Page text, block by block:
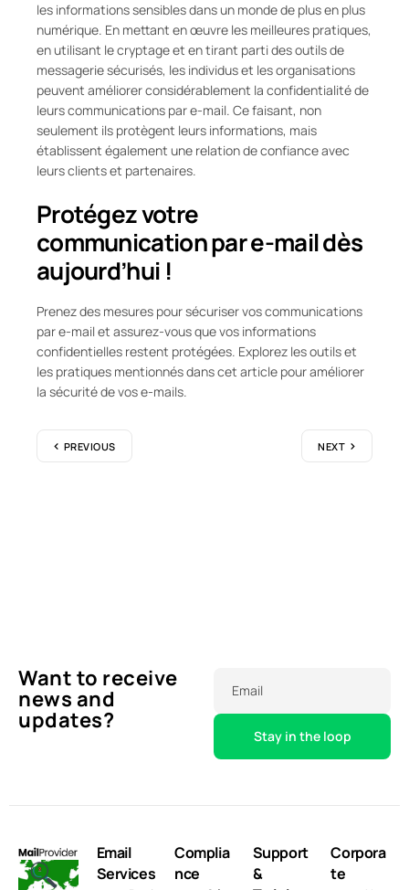
les informations sensibles dans un monde de plus en plus
numérique. En mettant en œuvre les meilleures pratiques,
en utilisant le cryptage et en tirant parti des outils de
messagerie sécurisés, les individus et les organisations
peuvent améliorer considérablement la confidentialité de
leurs communications par e-mail. Ce faisant, non
seulement ils protègent leurs informations, mais
établissent également une relation de confiance avec
leurs clients et partenaires.
Protégez votre
communication par e-mail dès
aujourd’hui !
Prenez des mesures pour sécuriser vos communications
par e-mail et assurez-vous que vos informations
confidentielles restent protégées. Explorez les outils et
les pratiques mentionnés dans cet article pour améliorer
la sécurité de vos e-mails.
PREVIOUS NEXT
Want to receive
news and
updates?
Email
Email
Services
Complia
nce
Support
&
Corpora
te